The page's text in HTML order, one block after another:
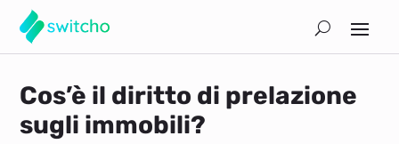
Cos’è il diritto di prelazione
sugli immobili?